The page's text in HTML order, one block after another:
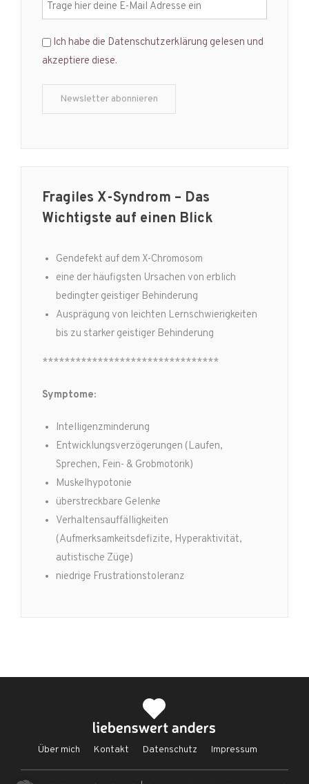
Ich habe die Datenschutzerklärung gelesen und
akzeptiere diese.
Fragiles X-Syndrom – Das
Wichtigste auf einen Blick
Gendefekt auf dem X-Chromosom
eine der häufigsten Ursachen von erblich
bedingter geistiger Behinderung
Ausprägung von leichten Lernschwierigkeiten
bis zu starker geistiger Behinderung
********************************
Symptome:
Intelligenzminderung
Entwicklungsverzögerungen (Laufen,
Sprechen, Fein- & Grobmotorik)
Muskelhypotonie
überstreckbare Gelenke
Verhaltensauffälligkeiten
(Aufmerksamkeitsdefizite, Hyperaktivität,
autistische Züge)
niedrige Frustrationstoleranz
Über mich Kontakt Datenschutz Impressum